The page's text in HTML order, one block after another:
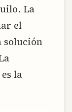
La
el
solución
la